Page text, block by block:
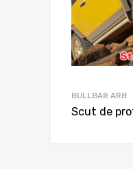
BULLBAR ARB
Scut de